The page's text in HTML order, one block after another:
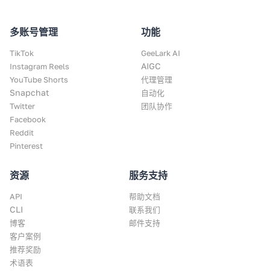
多账号管理
TikTok
Instagram Reels
YouTube Shorts
Snapchat
Twitter
Facebook
Reddit
Pinterest
功能
GeeLark AI
AIGC
代理管理
自动化
团队协作
资源
API
CLI
博客
客户案例
推荐奖励
术语表
服务支持
帮助文档
联系我们
邮件支持